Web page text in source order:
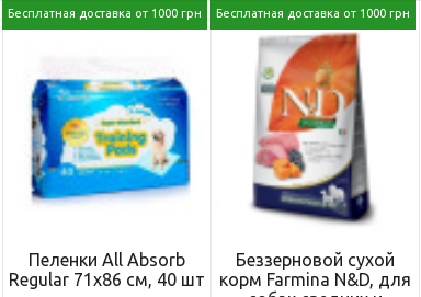
Бесплатная доставка от 1000 грн
Пеленки All Absorb
Regular 71х86 см, 40 шт
Бесплатная доставка от 1000 грн
Беззерновой сухой
корм Farmina N&D, для